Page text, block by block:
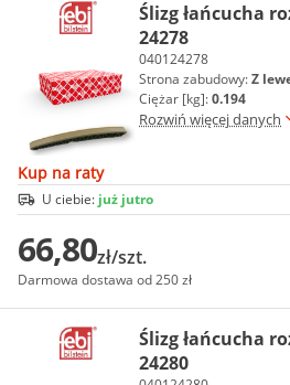
Ślizg łańcucha
24278
040124278
Strona zabudowy:Z
Ciężar [kg]:0.194
Rozwiń więcej danych
Kup na raty
U ciebie: już jutro
66,80zł/szt.
Darmowa dostawa od 250 zł
Ślizg łańcucha
24280